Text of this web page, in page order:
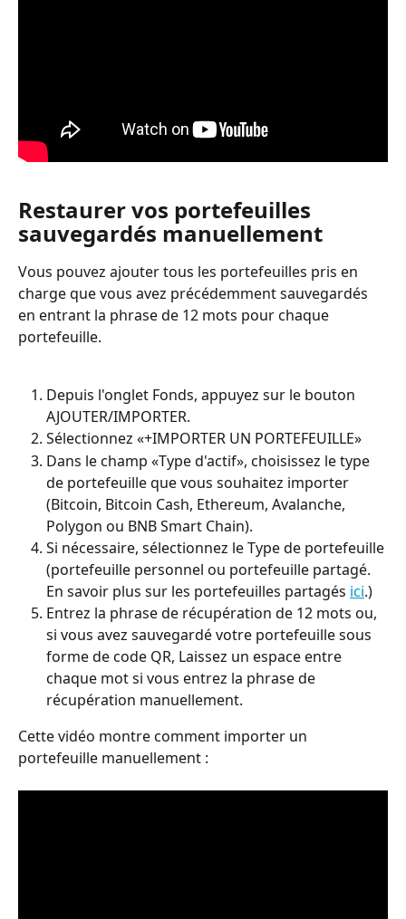
Restaurer vos portefeuilles
sauvegardés manuellement
Vous pouvez ajouter tous les portefeuilles pris en
charge que vous avez précédemment sauvegardés
en entrant la phrase de 12 mots pour chaque
portefeuille.
Depuis l'onglet Fonds, appuyez sur le bouton
AJOUTER/IMPORTER.
Sélectionnez «+IMPORTER UN PORTEFEUILLE»
Dans le champ «Type d'actif», choisissez le type
de portefeuille que vous souhaitez importer
(Bitcoin, Bitcoin Cash, Ethereum, Avalanche,
Polygon ou BNB Smart Chain).
Si nécessaire, sélectionnez le Type de portefeuille
(portefeuille personnel ou portefeuille partagé.
En savoir plus sur les portefeuilles partagés ici.)
Entrez la phrase de récupération de 12 mots ou,
si vous avez sauvegardé votre portefeuille sous
forme de code QR, Laissez un espace entre
chaque mot si vous entrez la phrase de
récupération manuellement.
Cette vidéo montre comment importer un
portefeuille manuellement :